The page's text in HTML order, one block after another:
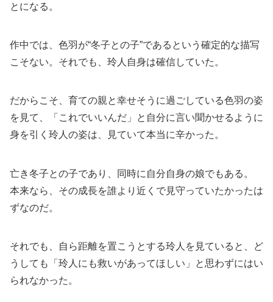
とになる。
作中では、色羽が“冬子との子”であるという確定的な描写
こそない。それでも、玲人自身は確信していた。
だからこそ、育ての親と幸せそうに過ごしている色羽の姿
を見て、「これでいいんだ」と自分に言い聞かせるように
身を引く玲人の姿は、見ていて本当に辛かった。
亡き冬子との子であり、同時に自分自身の娘でもある。
本来なら、その成長を誰より近くで見守っていたかったは
ずなのだ。
それでも、自ら距離を置こうとする玲人を見ていると、ど
うしても「玲人にも救いがあってほしい」と思わずにはい
られなかった。